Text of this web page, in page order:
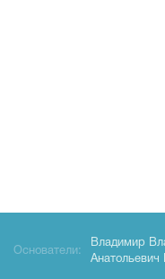
Основатели:
Владимир
Анатольевич